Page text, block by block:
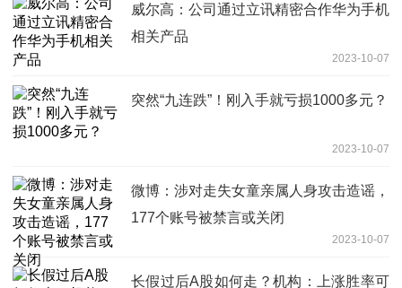
威尔高：公司通过立讯精密合作华为手机
相关产品
2023-10-07
突然“九连跌”！刚入手就亏损1000多元？
2023-10-07
微博：涉对走失女童亲属人身攻击造谣，
177个账号被禁言或关闭
2023-10-07
长假过后A股如何走？机构：上涨胜率可